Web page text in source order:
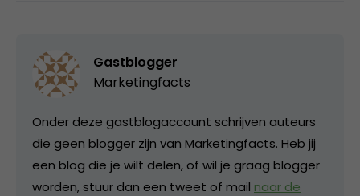
Gastblogger
Marketingfacts
Onder deze gastblogaccount schrijven auteurs
die geen blogger zijn van Marketingfacts. Heb jij
een blog die je wilt delen, of wil je graag blogger
worden, stuur dan een tweet of mail naar de